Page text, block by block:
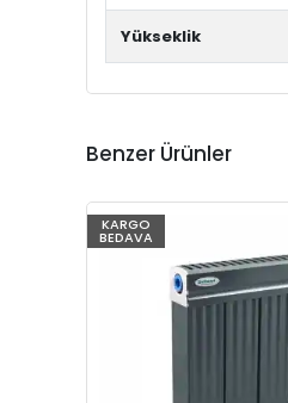
Yükseklik
Benzer Ürünler
KARGO
BEDAVA